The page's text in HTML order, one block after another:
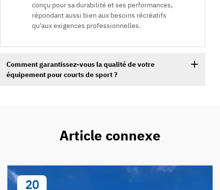
conçu pour sa durabilité et ses performances,
répondant aussi bien aux besoins récréatifs
qu'aux exigences professionnelles.
Comment garantissez-vous la qualité de votre
équipement pour courts de sport ?
Article connexe
20